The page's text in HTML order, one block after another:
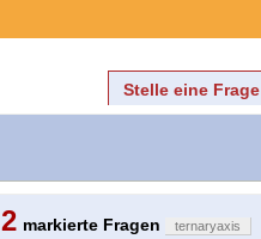
Stelle eine Frage
2 markierte Fragen ternaryaxis